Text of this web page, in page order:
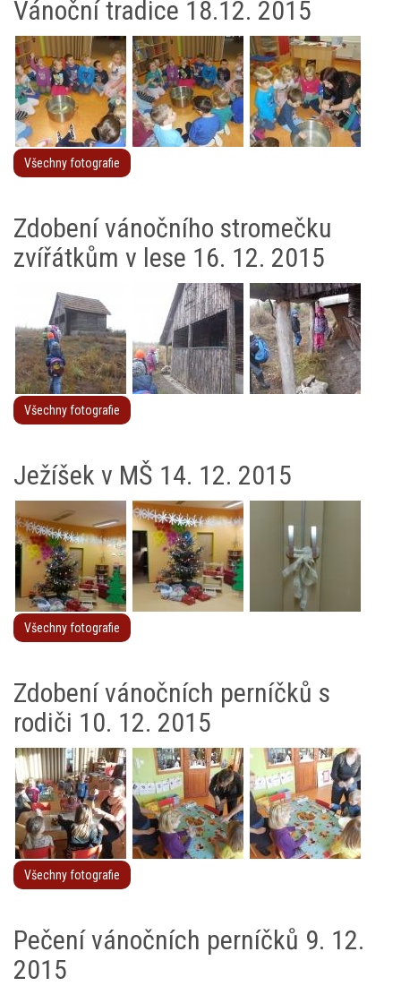
Vánoční tradice 18.12. 2015
Všechny fotografie
Zdobení vánočního stromečku
zvířátkům v lese 16. 12. 2015
Všechny fotografie
Ježíšek v MŠ 14. 12. 2015
Všechny fotografie
Zdobení vánočních perníčků s
rodiči 10. 12. 2015
Všechny fotografie
Pečení vánočních perníčků 9. 12.
2015